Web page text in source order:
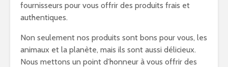
fournisseurs pour vous offrir des produits frais et
authentiques.
Non seulement nos produits sont bons pour vous, les
animaux et la planète, mais ils sont aussi délicieux.
Nous mettons un point d’honneur à vous offrir des